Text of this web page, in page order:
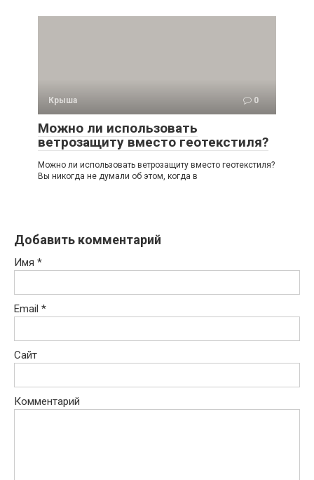
Крыша 0
Можно ли использовать
ветрозащиту вместо геотекстиля?
Можно ли использовать ветрозащиту вместо геотекстиля?
Вы никогда не думали об этом, когда в
Добавить комментарий
Имя *
Email *
Сайт
Комментарий